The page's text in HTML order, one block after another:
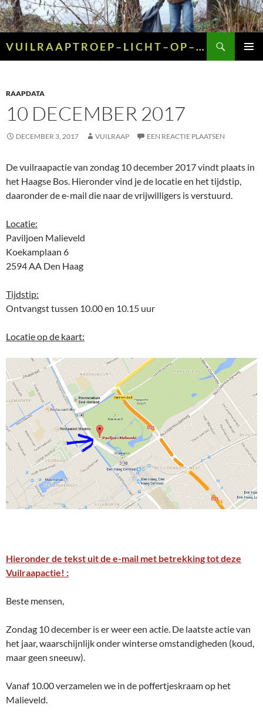
Ga
naar
de
inhoud
V U I L R A A P T R O E P – L I C H T – O P – G R O E N – E N – G E E L
RAAPDATA
10 DECEMBER 2017
DECEMBER 3, 2017 VUILRAAP EEN REACTIE PLAATSEN
De vuilraapactie van zondag 10 december 2017 vindt plaats in
het Haagse Bos. Hieronder vind je de locatie en het tijdstip,
daaronder de e-mail die naar de vrijwilligers is verstuurd.
Locatie:
Paviljoen Malieveld
Koekamplaan 6
2594 AA Den Haag
Tijdstip:
Ontvangst tussen 10.00 en 10.15 uur
Locatie op de kaart:
Hieronder de tekst uit de e-mail met betrekking tot deze
Vuilraapactie! :
Beste mensen,
Zondag 10 december is er weer een actie. De laatste actie van
het jaar, waarschijnlijk onder winterse omstandigheden (koud,
maar geen sneeuw).
Vanaf 10.00 verzamelen we in de poffertjeskraam op het
Malieveld.